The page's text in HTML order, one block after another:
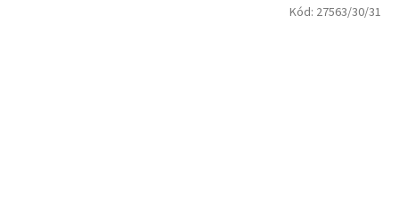
Kód: 27563/30/31